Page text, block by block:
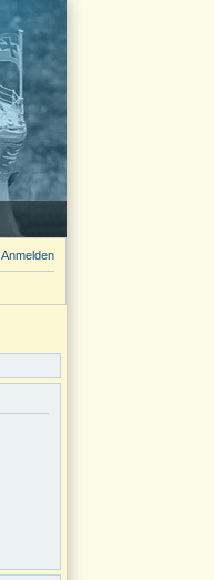
Anmelden